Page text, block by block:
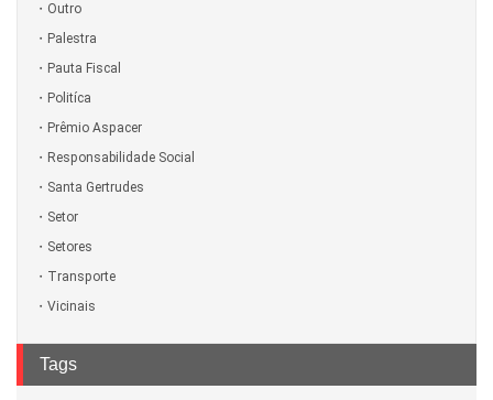
Outro
Palestra
Pauta Fiscal
Politíca
Prêmio Aspacer
Responsabilidade Social
Santa Gertrudes
Setor
Setores
Transporte
Vicinais
Tags